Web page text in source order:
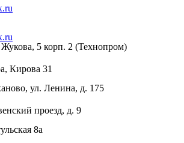
5 корп. 2 (Технопром)
Кирова 31
ул. Ленина, д. 175
проезд, д. 9
8а